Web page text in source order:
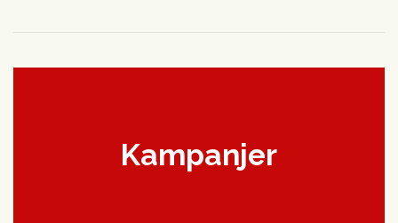
Kampanjer